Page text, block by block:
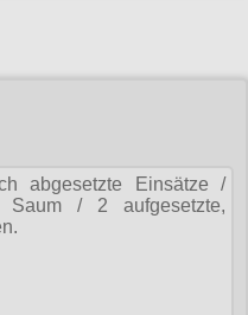
abgesetzte Einsätze /
/ 2 aufgesetzte,